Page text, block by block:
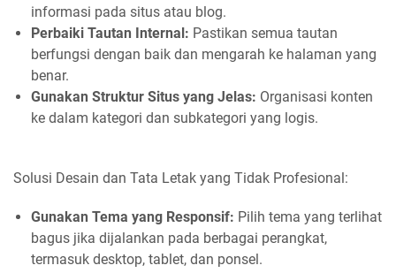
informasi pada situs atau blog.
Perbaiki Tautan Internal: Pastikan semua tautan
berfungsi dengan baik dan mengarah ke halaman yang
benar.
Gunakan Struktur Situs yang Jelas: Organisasi konten
ke dalam kategori dan subkategori yang logis.
Solusi Desain dan Tata Letak yang Tidak Profesional:
Gunakan Tema yang Responsif: Pilih tema yang terlihat
bagus jika dijalankan pada berbagai perangkat,
termasuk desktop, tablet, dan ponsel.